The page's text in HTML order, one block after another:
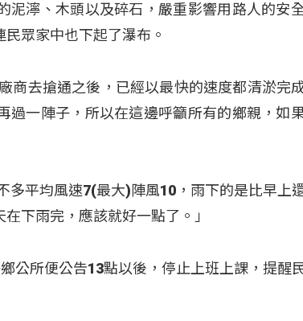
泥濘、木頭以及碎石，嚴重影響用路人的安
眾家中也下起了瀑布。
商去搶通之後，已經以最快的速度都清淤完
過一陣子，所以在這邊呼籲所有的鄉親，如
多平均風速7(最大)陣風10，雨下的是比早上
下雨完，應該就好一點了。」
公所便公告13點以後，停止上班上課，提醒